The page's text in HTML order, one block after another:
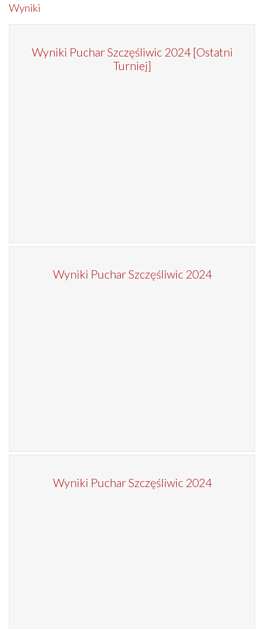
Wyniki
Wyniki Puchar Szczęśliwic 2024 [Ostatni
Turniej]
Wyniki Puchar Szczęśliwic 2024
Wyniki Puchar Szczęśliwic 2024